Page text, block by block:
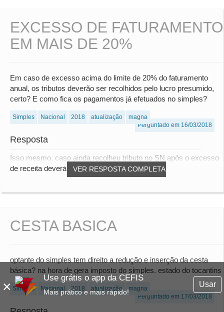
×
Use grátis o app da CEFIS
Mais prático e mais rápido!
Usar
EXCESSO DE FATURAMENTO
EM MAIS DE 20%
Em caso de excesso acima do limite de 20% do faturamento
anual, os tributos deverão ser recolhidos pelo lucro presumido,
certo? E como fica os pagamentos já efetuados no simples?
Simples Nacional 2018 atualização
magna
Perguntado em 16/03/2018
Resposta
VER RESPOSTA COMPLETA
Isso mesmo, caso ainda recolheu tributo no SN após o excesso
de receita deverá entrar com pedido de...
CESTA BASICA
optante do simples tem direito a redução e inserção da cesta
básica? na hora de gera imposto do simples. estado do tocantins
Simples Nacional 2018 atualização
magna
Perguntado em 17/03/2018